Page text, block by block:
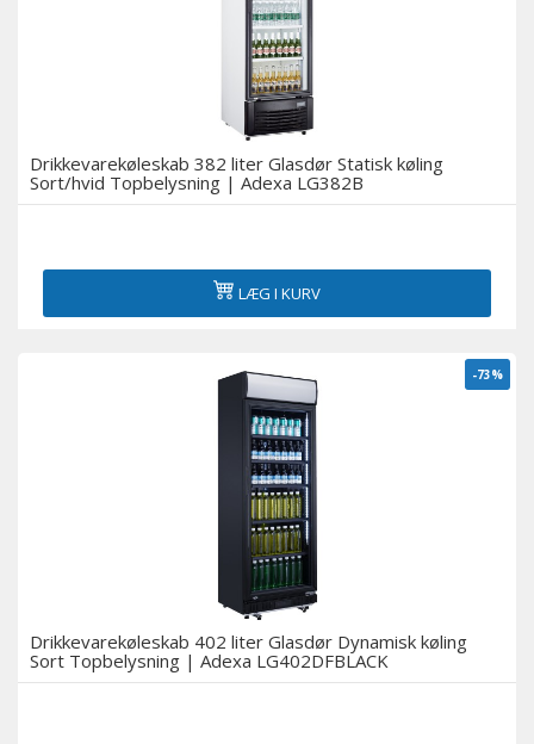
Drikkevarekøleskab 382 liter Glasdør Statisk køling
Sort/hvid Topbelysning | Adexa LG382B
LÆG I KURV
-73%
Drikkevarekøleskab 402 liter Glasdør Dynamisk køling
Sort Topbelysning | Adexa LG402DFBLACK